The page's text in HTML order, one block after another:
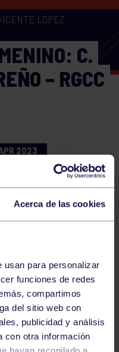
Acerca de las cookies
usan para personalizar
funciones de redes
compartimos
del sitio web con
publicidad y análisis
con otra información
LÓPEZ
C.
– RGCC
2023